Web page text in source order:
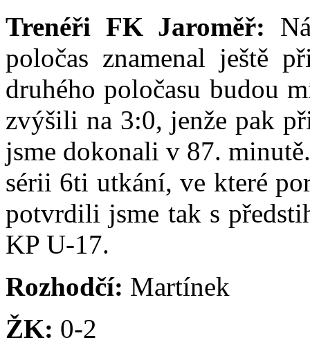
Trenéři FK Jaroměř:
poločas znamenal ještě
druhého poločasu budou
zvýšili na 3:0, jenže pak
jsme dokonali v 87.
sérii 6ti utkání, ve které
potvrdili jsme tak s
KP U-17.
Rozhodčí: Martínek
ŽK: 0-2